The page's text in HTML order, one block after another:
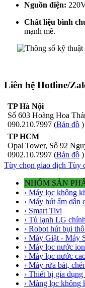
Nguồn điện:
Chất liệu bình
mạnh mẽ.
Liên hệ Hotline/
TP Hà Nội
Số 603 Hoàng Hoa
090.210.7997 (Bản đồ )
TP HCM
Opal Tower, Số 92
0902.10.7997 (Bản đồ )
Tùy chọn giao dịch Tùy
NHÓM SẢN
› Máy lọc không
› Máy hút ẩm dân
› Smart Tivi
› Tủ lạnh LG
› Robot hút bụi
› Máy Giặt - Máy
› Máy lọc nước
› Máy lọc nước
› Máy rửa bát,
› Thiết bị gia
› Màng lọc không